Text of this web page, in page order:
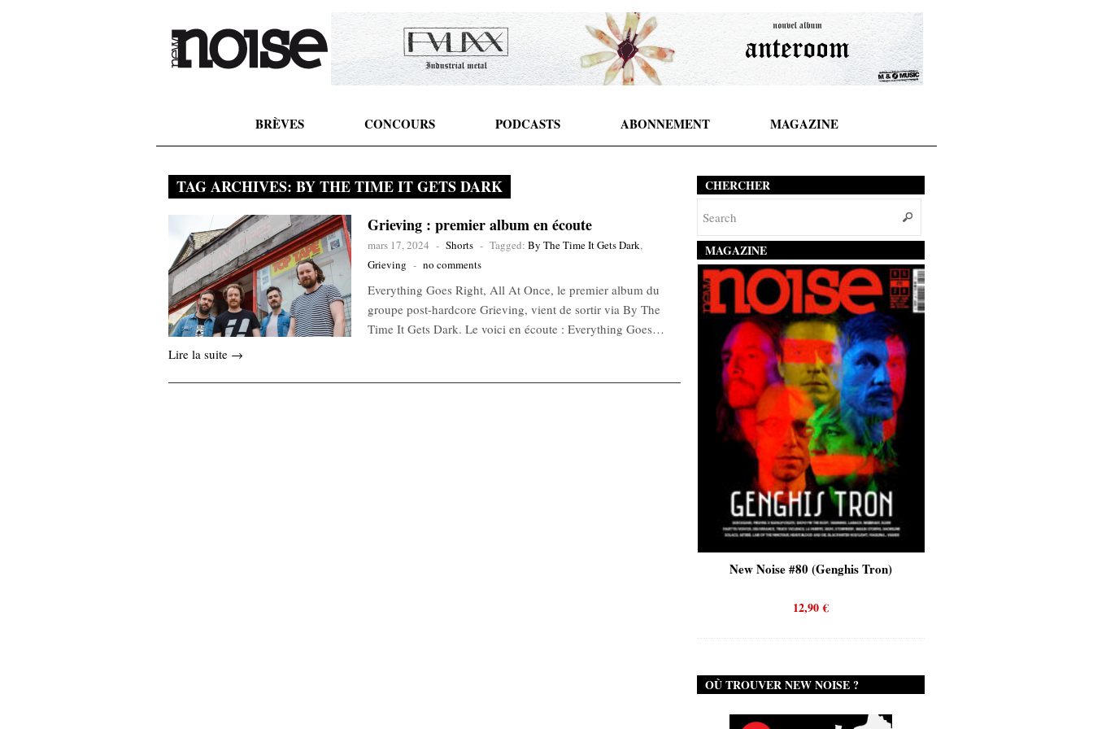
BRÈVES CONCOURS PODCASTS ABONNEMENT MAGAZINE
TAG ARCHIVES: BY THE TIME IT GETS DARK
Grieving : premier album en écoute
mars 17, 2024 - Shorts - Tagged: By The Time It Gets Dark,
Grieving - no comments
Everything Goes Right, All At Once, le premier album du
groupe post-hardcore Grieving, vient de sortir via By The
Time It Gets Dark. Le voici en écoute : Everything Goes…
Lire la suite →
CHERCHER
MAGAZINE
New Noise #80 (Genghis Tron)
12,90€
OÙ TROUVER NEW NOISE ?